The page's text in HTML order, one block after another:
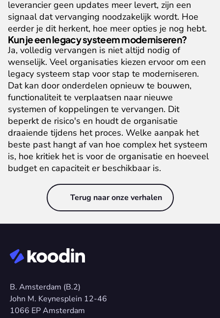
leverancier geen updates meer levert, zijn een
signaal dat vervanging noodzakelijk wordt. Hoe
eerder je dit herkent, hoe meer opties je nog hebt.
Kun je een legacy systeem moderniseren?
Ja, volledig vervangen is niet altijd nodig of
wenselijk. Veel organisaties kiezen ervoor om een
legacy systeem stap voor stap te moderniseren.
Dat kan door onderdelen opnieuw te bouwen,
functionaliteit te verplaatsen naar nieuwe
systemen of koppelingen te vervangen. Dit
beperkt de risico's en houdt de organisatie
draaiende tijdens het proces. Welke aanpak het
beste past hangt af van hoe complex het systeem
is, hoe kritiek het is voor de organisatie en hoeveel
budget en capaciteit er beschikbaar is.
Terug naar onze verhalen
B. Amsterdam (B.2)
John M. Keynesplein 12-46
1066 EP Amsterdam